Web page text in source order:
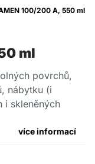
100/200 A, 550 ml
ml
povrchů,
nábytku (i
i skleněných
více informací